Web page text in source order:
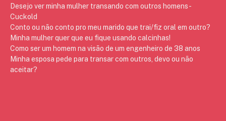
Desejo ver minha mulher transando com outros homens -
Cuckold
Conto ou não conto pro meu marido que trai/fiz oral em outro?
Minha mulher quer que eu fique usando calcinhas!
Como ser um homem na visão de um engenheiro de 38 anos
Minha esposa pede para transar com outros, devo ou não
aceitar?